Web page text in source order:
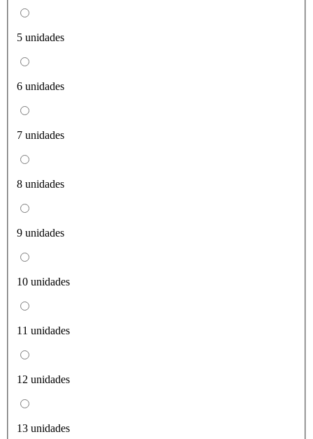
5 unidades
6 unidades
7 unidades
8 unidades
9 unidades
10 unidades
11 unidades
12 unidades
13 unidades